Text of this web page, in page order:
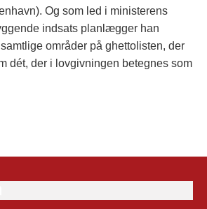
Og som led i ministerens
indsats planlægger han
områder på ghettolisten, der
dét, der i lovgivningen betegnes som